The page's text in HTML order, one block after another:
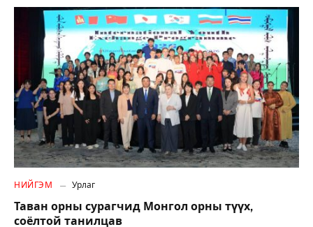
НИЙГЭМ Урлаг
Таван орны сурагчид Монгол орны түүх,
соёлтой танилцав